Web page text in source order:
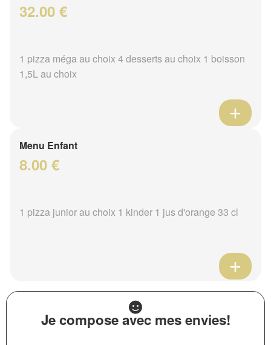
32.00 €
1 pizza méga au choix 4 desserts au choix 1 boisson
1,5L au choix
Menu Enfant
8.00 €
1 pizza junior au choix 1 kinder 1 jus d'orange 33 cl
Je compose avec mes envies!